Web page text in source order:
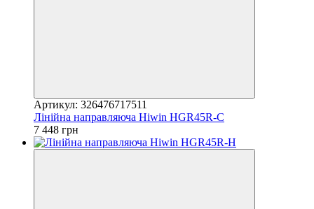
Артикул: 326476717511
Лінійна направляюча Hiwin HGR45R-C
7 448 грн